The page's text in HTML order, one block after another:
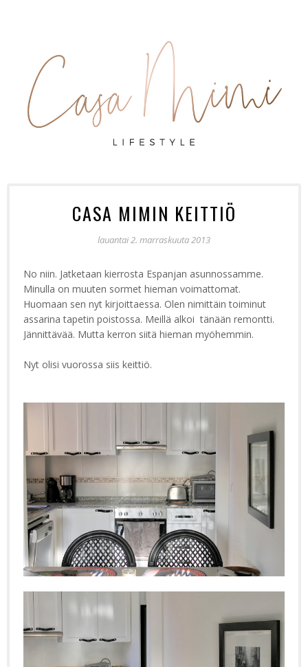
CASA MIMIN KEITTIÖ
lauantai 2. marraskuuta 2013
No niin. Jatketaan kierrosta Espanjan asunnossamme.
Minulla on muuten sormet hieman voimattomat.
Huomaan sen nyt kirjoittaessa. Olen nimittäin toiminut
assarina tapetin poistossa. Meillä alkoi tänään remontti.
Jännittävää. Mutta kerron siitä hieman myöhemmin.
Nyt olisi vuorossa siis keittiö.